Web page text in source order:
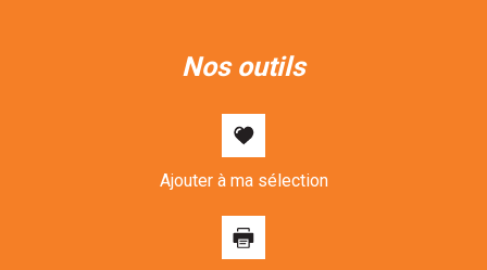
nos outils
Ajouter à ma sélection